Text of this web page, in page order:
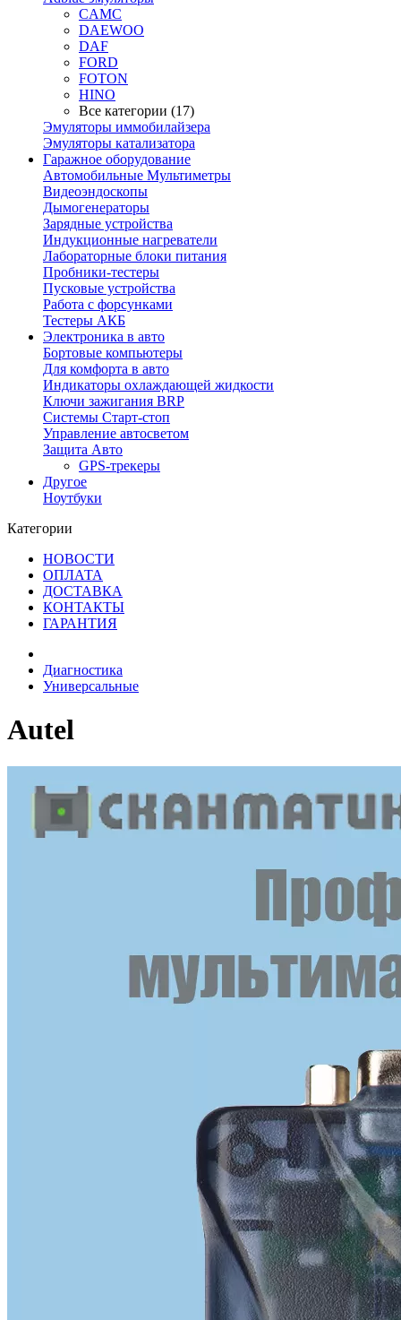
CAMC
DAEWOO
DAF
FORD
FOTON
HINO
Все категории (17)
Эмуляторы иммобилайзера
Эмуляторы катализатора
Гаражное оборудование
Автомобильные Мультиметры
Видеоэндоскопы
Дымогенераторы
Зарядные устройства
Индукционные нагреватели
Лабораторные блоки питания
Пробники-тестеры
Пусковые устройства
Работа с форсунками
Тестеры АКБ
Электроника в авто
Бортовые компьютеры
Для комфорта в авто
Индикаторы охлаждающей жидкости
Ключи зажигания BRP
Системы Старт-стоп
Управление автосветом
Защита Авто
GPS-трекеры
Другое
Ноутбуки
Категории
НОВОСТИ
ОПЛАТА
ДОСТАВКА
КОНТАКТЫ
ГАРАНТИЯ
Диагностика
Универсальные
Autel